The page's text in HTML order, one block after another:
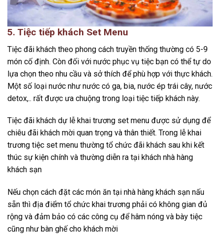
5. Tiệc tiếp khách Set Menu
Tiệc đãi khách theo phong cách truyền thống thường có 5-9
món cố định. Còn đối với nước phục vụ tiệc bạn có thể tự do
lựa chọn theo nhu cầu và sở thích để phù hợp với thực khách.
Một số loại nước như nước có ga, bia, nước ép trái cây, nước
detox,.. rất được ưa chuộng trong loại tiệc tiếp khách này.
Tiệc đãi khách dự lễ khai trương set menu được sử dụng để
chiêu đãi khách mời quan trọng và thân thiết. Trong lễ khai
trương tiệc set menu thường tổ chức đãi khách sau khi kết
thúc sự kiện chính và thường diễn ra tại khách nhà hàng
khách sạn
Nếu chọn cách đặt các món ăn tại nhà hàng khách sạn nấu
sẵn thì địa điểm tổ chức khai trương phải có không gian đủ
rộng và đảm bảo có các công cụ để hâm nóng và bày tiệc
cũng như bàn ghế cho khách mời